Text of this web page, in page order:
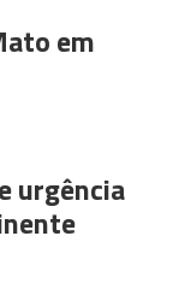
em
urgência